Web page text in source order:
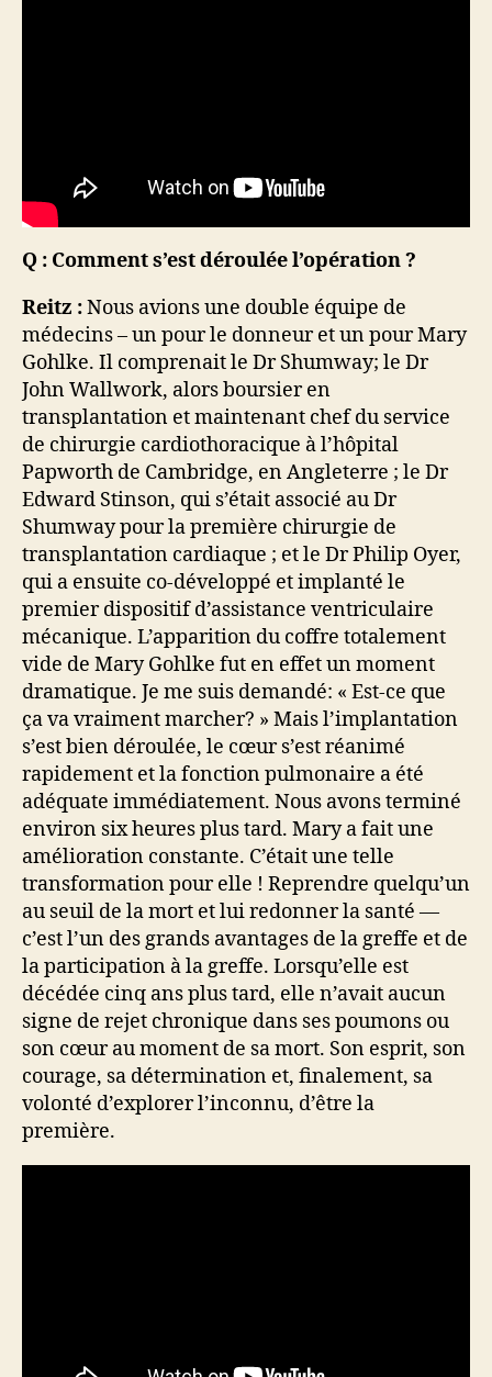
Q : Comment s’est déroulée l’opération ?
Reitz :Nous avions une double équipe de
médecins – un pour le donneur et un pour Mary
Gohlke. Il comprenait le Dr Shumway; le Dr
John Wallwork, alors boursier en
transplantation et maintenant chef du service
de chirurgie cardiothoracique à l’hôpital
Papworth de Cambridge, en Angleterre ; le Dr
Edward Stinson, qui s’était associé au Dr
Shumway pour la première chirurgie de
transplantation cardiaque ; et le Dr Philip Oyer,
qui a ensuite co-développé et implanté le
premier dispositif d’assistance ventriculaire
mécanique. L’apparition du coffre totalement
vide de Mary Gohlke fut en effet un moment
dramatique. Je me suis demandé: « Est-ce que
ça va vraiment marcher? » Mais l’implantation
s’est bien déroulée, le cœur s’est réanimé
rapidement et la fonction pulmonaire a été
adéquate immédiatement. Nous avons terminé
environ six heures plus tard. Mary a fait une
amélioration constante. C’était une telle
transformation pour elle ! Reprendre quelqu’un
au seuil de la mort et lui redonner la santé —
c’est l’un des grands avantages de la greffe et de
la participation à la greffe. Lorsqu’elle est
décédée cinq ans plus tard, elle n’avait aucun
signe de rejet chronique dans ses poumons ou
son cœur au moment de sa mort. Son esprit, son
courage, sa détermination et, finalement, sa
volonté d’explorer l’inconnu, d’être la
première.